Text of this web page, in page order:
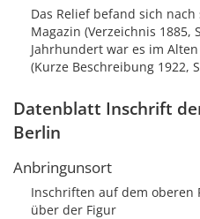
Das Relief befand sich
Magazin (Verzeichnis 1885,
Jahrhundert war es im
(Kurze Beschreibung 1922,
Datenblatt Inschrift
Berlin
Anbringunsort
Inschriften auf dem oberen
über der Figur